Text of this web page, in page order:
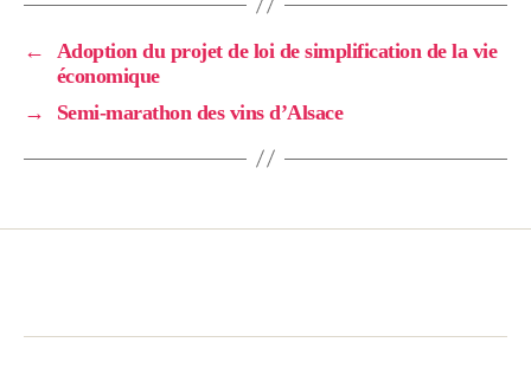
←
Adoption du projet de loi de simplification de la vie
économique
→
Semi-marathon des vins d’Alsace